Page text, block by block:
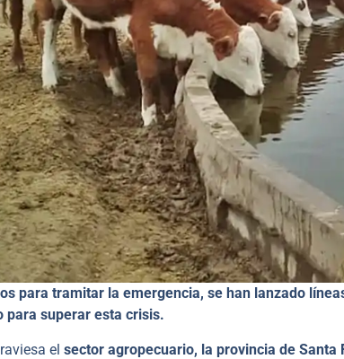
para tramitar la emergencia, se han lanzado
para superar esta crisis.
el sector agropecuario, la provincia de Santa